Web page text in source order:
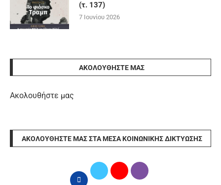
(τ. 137)
7 Ιουνίου 2026
ΑΚΟΛΟΥΘΉΣΤΕ ΜΑΣ
Ακολουθήστε μας
ΑΚΟΛΟΥΘΉΣΤΕ ΜΑΣ ΣΤΑ ΜΈΣΑ ΚΟΙΝΩΝΙΚΉΣ ΔΙΚΤΎΩΣΗΣ